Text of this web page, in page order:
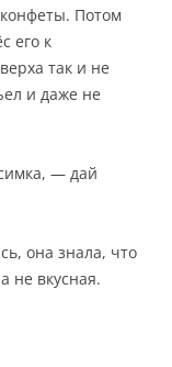
Потом
его к
так и не
и даже не
— дай
она знала, что
не вкусная.